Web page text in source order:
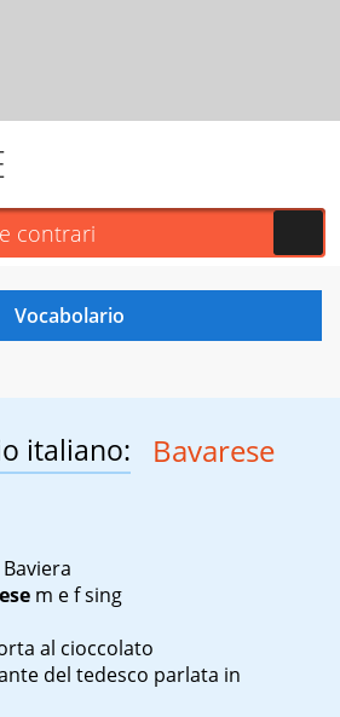
italiano: Bavarese
m ef sing
al cioccolato
del tedesco parlata in